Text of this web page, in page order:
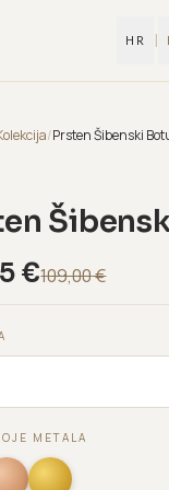
HR |
/Prsten Šibenski
€109,00€
METALA